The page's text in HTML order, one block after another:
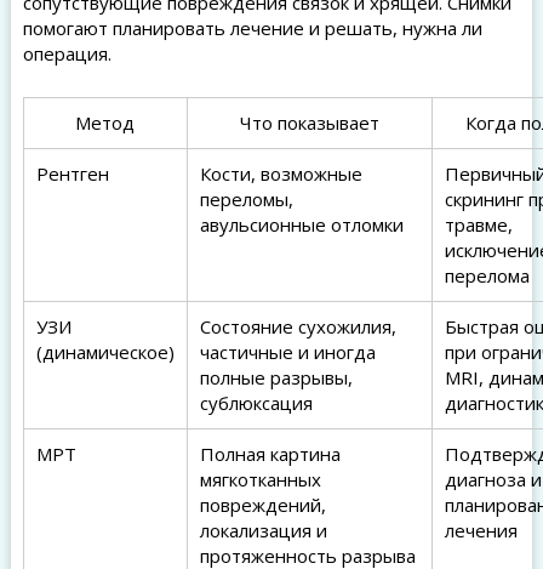
помогают планировать лечение и решать, нужна ли
операция.
Метод Что показывает Когда
Рентген
Кости, возможные
переломы,
авульсионные отломки
скрининг
травме,
перелома
УЗИ
(динамическое)
Состояние сухожилия,
частичные и иногда
полные разрывы,
сублюксация
Быстрая
при
MRI,
МРТ
Полная картина
мягкотканных
повреждений,
локализация и
протяженность разрыва
диагноза и
лечения